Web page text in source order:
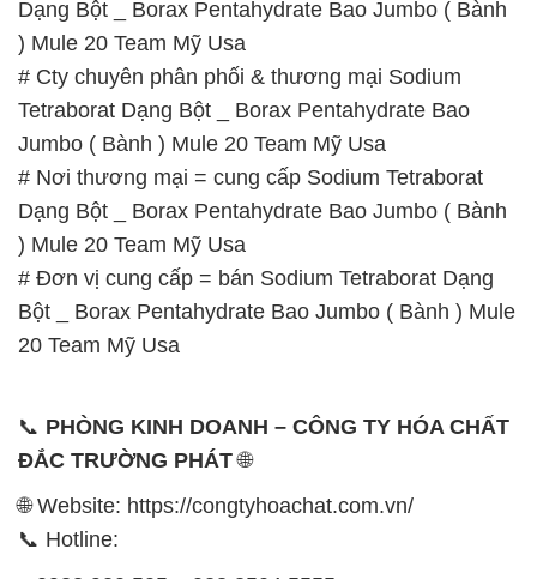
Dạng Bột _ Borax Pentahydrate Bao Jumbo ( Bành
) Mule 20 Team Mỹ Usa
# Cty chuyên phân phối & thương mại Sodium
Tetraborat Dạng Bột _ Borax Pentahydrate Bao
Jumbo ( Bành ) Mule 20 Team Mỹ Usa
# Nơi thương mại = cung cấp Sodium Tetraborat
Dạng Bột _ Borax Pentahydrate Bao Jumbo ( Bành
) Mule 20 Team Mỹ Usa
# Đơn vị cung cấp = bán Sodium Tetraborat Dạng
Bột _ Borax Pentahydrate Bao Jumbo ( Bành ) Mule
20 Team Mỹ Usa
📞 PHÒNG KINH DOANH – CÔNG TY HÓA CHẤT
ĐẮC TRƯỜNG PHÁT🌐
🌐 Website: https://congtyhoachat.com.vn/
📞 Hotline: